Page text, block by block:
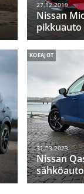
27.12.2019
Nissan
pikkuauto
KOEAJOT
31.03.2023
Nissan